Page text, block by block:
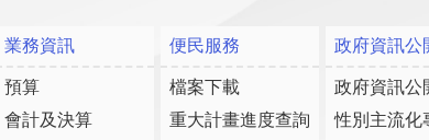
業務資訊
預算
會計及決算
便民服務
檔案下載
重大計畫進度查詢
政府資訊公
政府資訊公
性別主流化